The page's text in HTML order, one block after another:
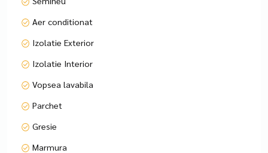
Comision standard, valabil doar la cumpărare.
contactați, specificând codul P7760.
Aer conditionat
Izolatie Exterior
Izolatie Interior
Vopsea lavabila
Parchet
Gresie
Marmura